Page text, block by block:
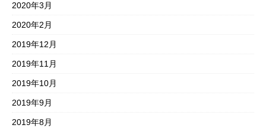
2020年3月
2020年2月
2019年12月
2019年11月
2019年10月
2019年9月
2019年8月